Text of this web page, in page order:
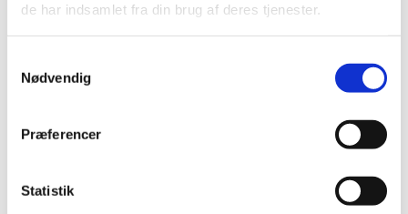
de har indsamlet fra din brug af deres tjenester.
Nødvendig
Præferencer
Statistik